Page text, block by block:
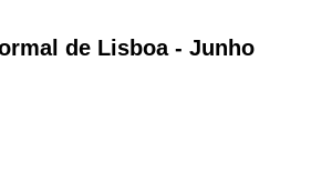
de Lisboa - Junho
Informal de Lisboa - Junho 2018